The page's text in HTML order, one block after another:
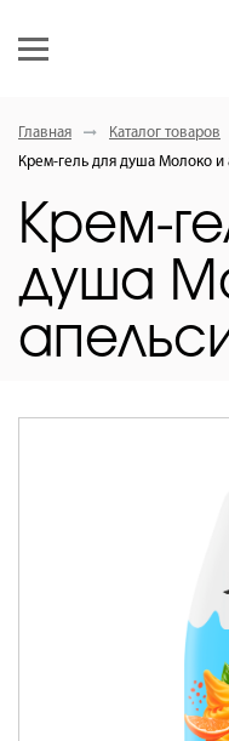
Главная Каталог товаров
Крем-гель для душа Молоко и
Крем-
душа